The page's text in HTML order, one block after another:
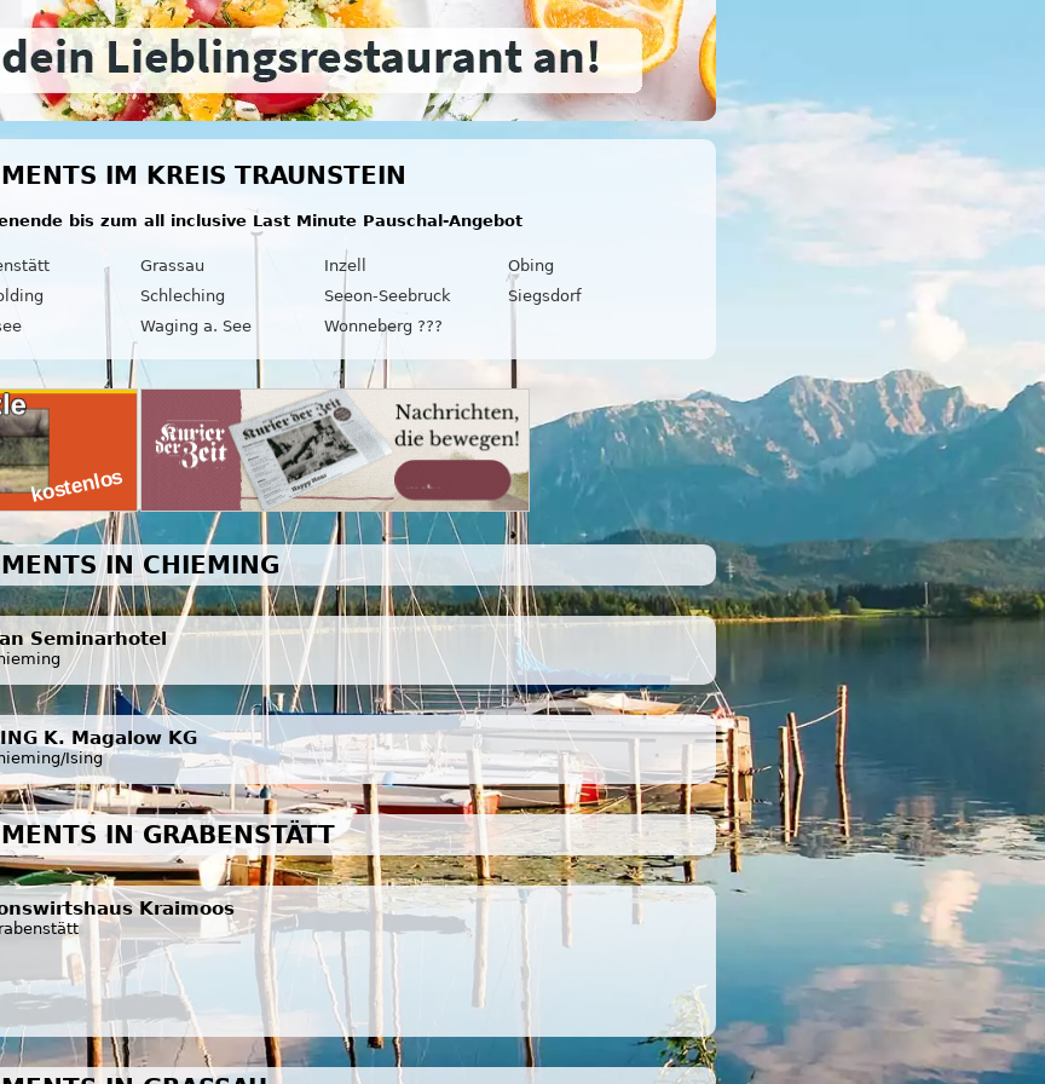
IM KREIS TRAUNSTEIN
bis zum all inclusive Last Minute Pauschal-Angebot
Grassau Inzell
Obing
Schleching Seeon-Seebruck
Siegsdorf
Waging a. See Wonneberg ???
IN CHIEMING
Seminarhotel
K. Magalow KG
Ising
IN GRABENSTÄTT
Kraimoos